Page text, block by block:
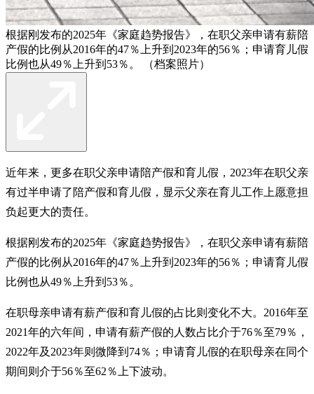
根据刚发布的2025年《家庭趋势报告》，在职父亲申请有薪陪
产假的比例从2016年的47％上升到2023年的56％；申请育儿假
比例也从49％上升到53％。 （档案照片）
近年来，更多在职父亲申请陪产假和育儿假，2023年在职父亲
有过半申请了陪产假和育儿假，显示父亲在育儿工作上愿意担
负起更大的责任。
根据刚发布的2025年《家庭趋势报告》，在职父亲申请有薪陪
产假的比例从2016年的47％上升到2023年的56％；申请育儿假
比例也从49％上升到53％。
在职母亲申请有薪产假和育儿假的占比则变化不大。2016年至
2021年的六年间，申请有薪产假的人数占比介于76％至79％，
2022年及2023年则微降到74％；申请育儿假的在职母亲在同个
期间则介于56％至62％上下波动。